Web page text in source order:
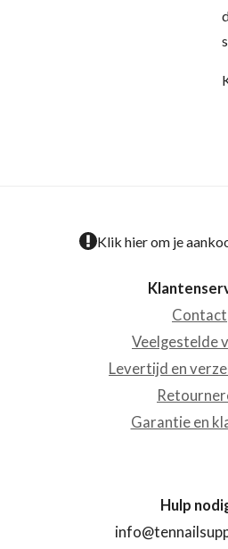
Klik hier om je
Contact
Veelgestelde
Levertijd en
Garantie en
Hulp